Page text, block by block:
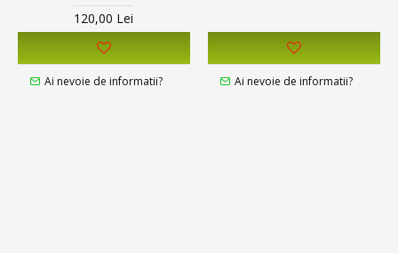
120,00 Lei
Ai nevoie de informatii? Ai nevoie de informatii?